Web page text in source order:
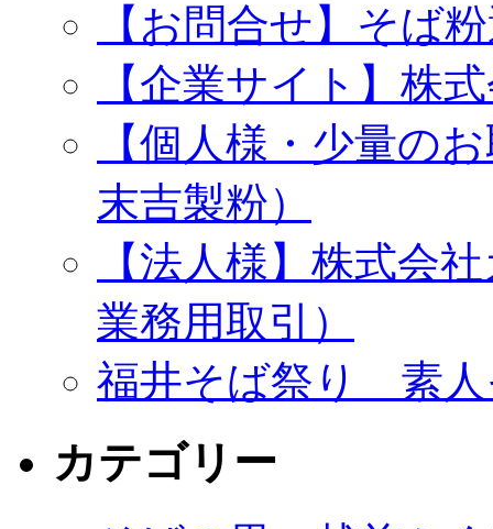
【お問合せ】そば
【企業サイト】株
【個人様・少量の
末吉製粉）
【法人様】株式会
業務用取引）
福井そば祭り 素人
カテゴリー